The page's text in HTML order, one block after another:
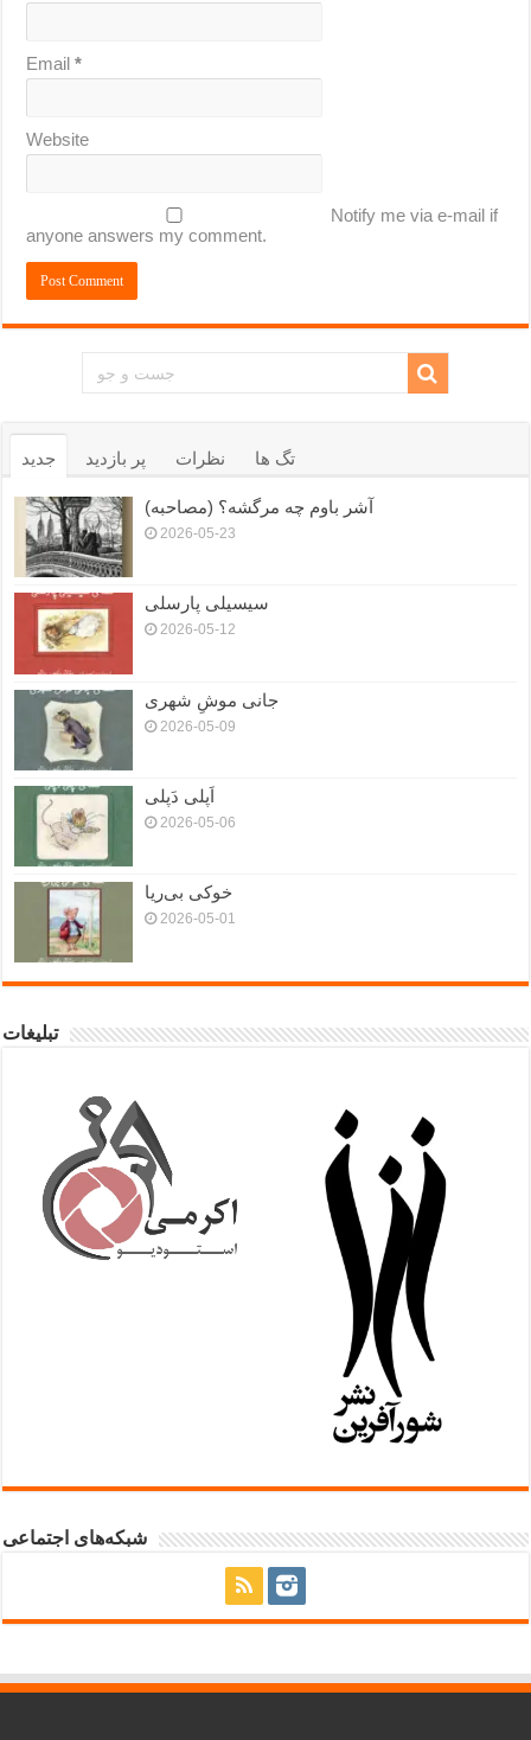
Email*
Website
Notify me via e-mail if
anyone answers my comment.
جدید پر بازدید نظرات تگ ها
آشر باوم چه مرگشه؟ (مصاحبه)
2026-05-23
سیسیلی پارسلی
2026-05-12
جانی موشِ شهری
2026-05-09
اَپلی دَپلی
2026-05-06
خوکی بی‌ریا
2026-05-01
تبلیغات
شبکه‌های اجتماعی